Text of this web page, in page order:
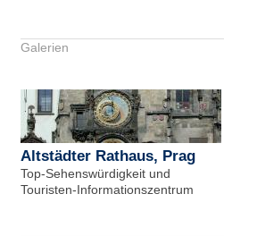
Galerien
Altstädter Rathaus, Prag
Top-Sehenswürdigkeit und
Touristen-Informationszentrum